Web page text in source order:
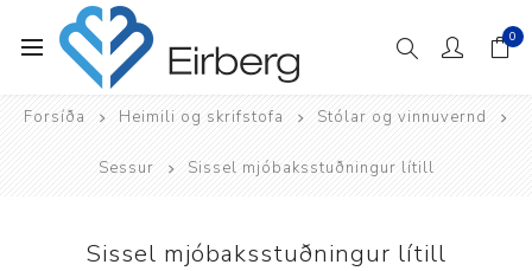
0
Forsíða Heimili og skrifstofa Stólar og vinnuvernd
Sessur Sissel mjóbaksstuðningur lítill
Sissel mjóbaksstuðningur lítill